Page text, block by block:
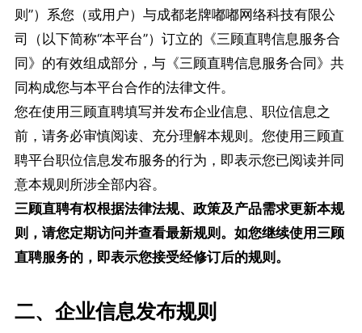
则”）系您（或用户）与成都老牌嘟嘟网络科技有限公
司（以下简称“本平台”）订立的《三顾直聘信息服务合
同》的有效组成部分，与《三顾直聘信息服务合同》共
同构成您与本平台合作的法律文件。
您在使用三顾直聘填写并发布企业信息、职位信息之
前，请务必审慎阅读、充分理解本规则。您使用三顾直
聘平台职位信息发布服务的行为，即表示您已阅读并同
意本规则所涉全部内容。
三顾直聘有权根据法律法规、政策及产品需求更新本规
则，请您定期访问并查看最新规则。如您继续使用三顾
直聘服务的，即表示您接受经修订后的规则。
二、企业信息发布规则